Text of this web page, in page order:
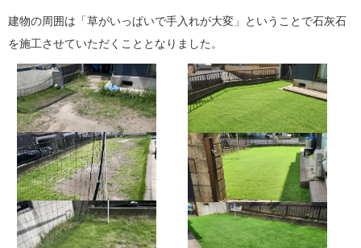
建物の周囲は「草がいっぱいで手入れが大変」ということで石灰石
を施工させていただくこととなりました。